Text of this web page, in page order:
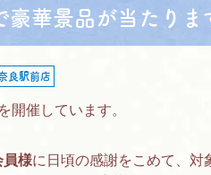
豪華景品が当たりま
良駅前店
を開催しています。
員様に日頃の感謝をこめて、対